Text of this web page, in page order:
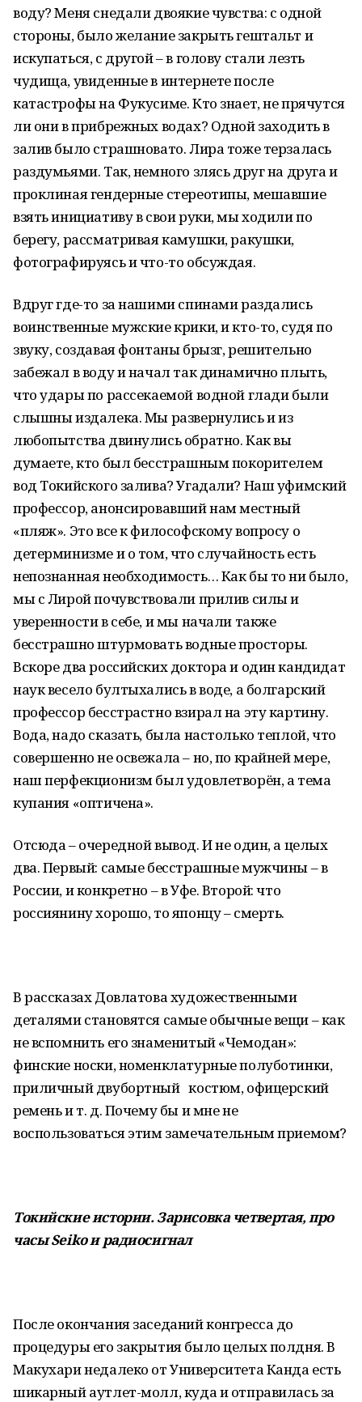
воду? Меня снедали двоякие чувства: с одной
стороны, было желание закрыть гештальт и
искупаться, с другой – в голову стали лезть
чудища, увиденные в интернете после
катастрофы на Фукусиме. Кто знает, не прячутся
ли они в прибрежных водах? Одной заходить в
залив было страшновато. Лира тоже терзалась
раздумьями. Так, немного злясь друг на друга и
проклиная гендерные стереотипы, мешавшие
взять инициативу в свои руки, мы ходили по
берегу, рассматривая камушки, ракушки,
фотографируясь и что-то обсуждая.
Вдруг где-то за нашими спинами раздались
воинственные мужские крики, и кто-то, судя по
звуку, создавая фонтаны брызг, решительно
забежал в воду и начал так динамично плыть,
что удары по рассекаемой водной глади были
слышны издалека. Мы развернулись и из
любопытства двинулись обратно. Как вы
думаете, кто был бесстрашным покорителем
вод Токийского залива? Угадали? Наш уфимский
профессор, анонсировавший нам местный
«пляж». Это все к философскому вопросу о
детерминизме и о том, что случайность есть
непознанная необходимость… Как бы то ни было,
мы с Лирой почувствовали прилив силы и
уверенности в себе, и мы начали также
бесстрашно штурмовать водные просторы.
Вскоре два российских доктора и один кандидат
наук весело бултыхались в воде, а болгарский
профессор бесстрастно взирал на эту картину.
Вода, надо сказать, была настолько теплой, что
совершенно не освежала – но, по крайней мере,
наш перфекционизм был удовлетворён, а тема
купания «оптичена».
Отсюда – очередной вывод. И не один, а целых
два. Первый: самые бесстрашные мужчины – в
России, и конкретно – в Уфе. Второй: что
россиянину хорошо, то японцу – смерть.
В рассказах Довлатова художественными
деталями становятся самые обычные вещи – как
не вспомнить его знаменитый «Чемодан»:
финские носки, номенклатурные полуботинки,
приличный двубортный костюм, офицерский
ремень и т. д. Почему бы и мне не
воспользоваться этим замечательным приемом?
Токийские истории. Зарисовка четвертая, про
часыSeiko и радиосигнал
После окончания заседаний конгресса до
процедуры его закрытия было целых полдня. В
Макухари недалеко от Университета Канда есть
шикарный аутлет-молл, куда и отправилась за